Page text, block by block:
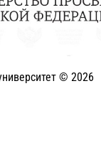
© 2026